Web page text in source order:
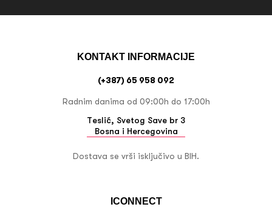
ICONNECT
KONTAKT INFORMACIJE
(+387) 65 958 092
Radnim danima od 09:00h do 17:00h
Teslić, Svetog Save br 3
Bosna i Hercegovina
Dostava se vrši isključivo u BIH.